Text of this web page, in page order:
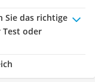
Sie das richtige
Test oder